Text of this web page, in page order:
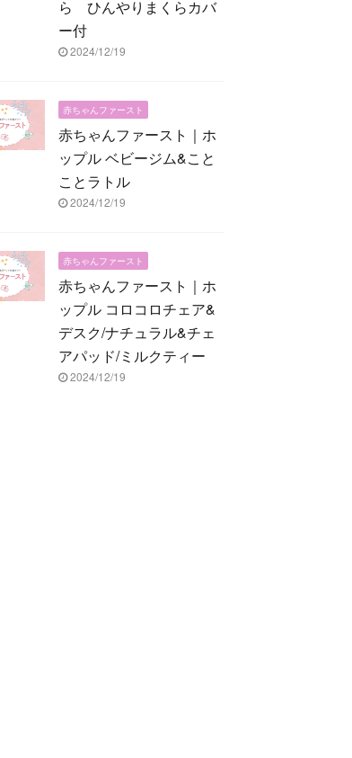
ら ひんやりまくらカバ
ー付
2024/12/19
赤ちゃんファースト
赤ちゃんファースト｜ホ
ップル ベビージム&こと
ことラトル
2024/12/19
赤ちゃんファースト
赤ちゃんファースト｜ホ
ップル コロコロチェア&
デスク/ナチュラル&チェ
アパッド/ミルクティー
2024/12/19